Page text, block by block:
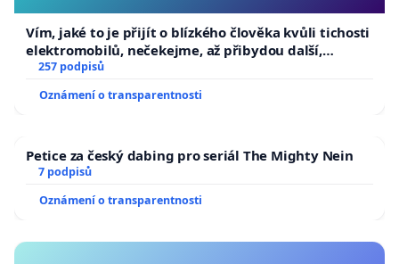
Vím, jaké to je přijít o blízkého člověka kvůli tichosti
elektromobilů, nečekejme, až přibydou další,
zaveďme slyšitelná auta!
257 podpisů
Oznámení o transparentnosti
Petice za český dabing pro seriál The Mighty Nein
7 podpisů
Oznámení o transparentnosti